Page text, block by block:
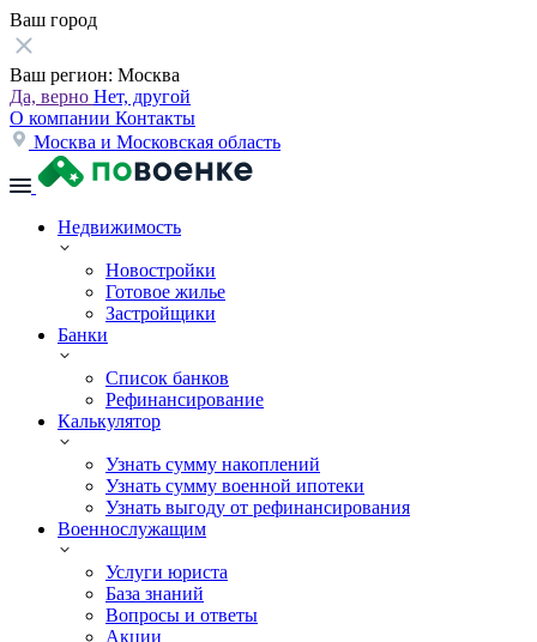
Ваш город
Ваш регион: Москва
Да, верно Нет, другой
О компании Контакты
Москва и Московская область
Недвижимость
Новостройки
Готовое жилье
Застройщики
Банки
Список банков
Рефинансирование
Калькулятор
Узнать сумму накоплений
Узнать сумму военной ипотеки
Узнать выгоду от рефинансирования
Военнослужащим
Услуги юриста
База знаний
Вопросы и ответы
Акции